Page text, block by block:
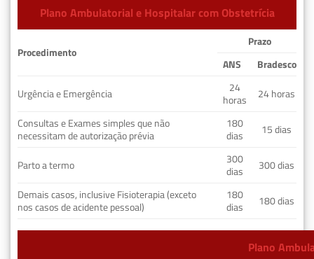
Plano Ambulatorial e Hospitalar com Obstetrícia
Procedimento
Prazo
ANS
Bradesco
Urgência e Emergência
24
horas
24 horas
Consultas e Exames simples que não
necessitam de autorização prévia
180
dias
15 dias
Parto a termo
300
dias
300 dias
Demais casos, inclusive Fisioterapia (exceto
nos casos de acidente pessoal)
180
dias
180 dias
Plano